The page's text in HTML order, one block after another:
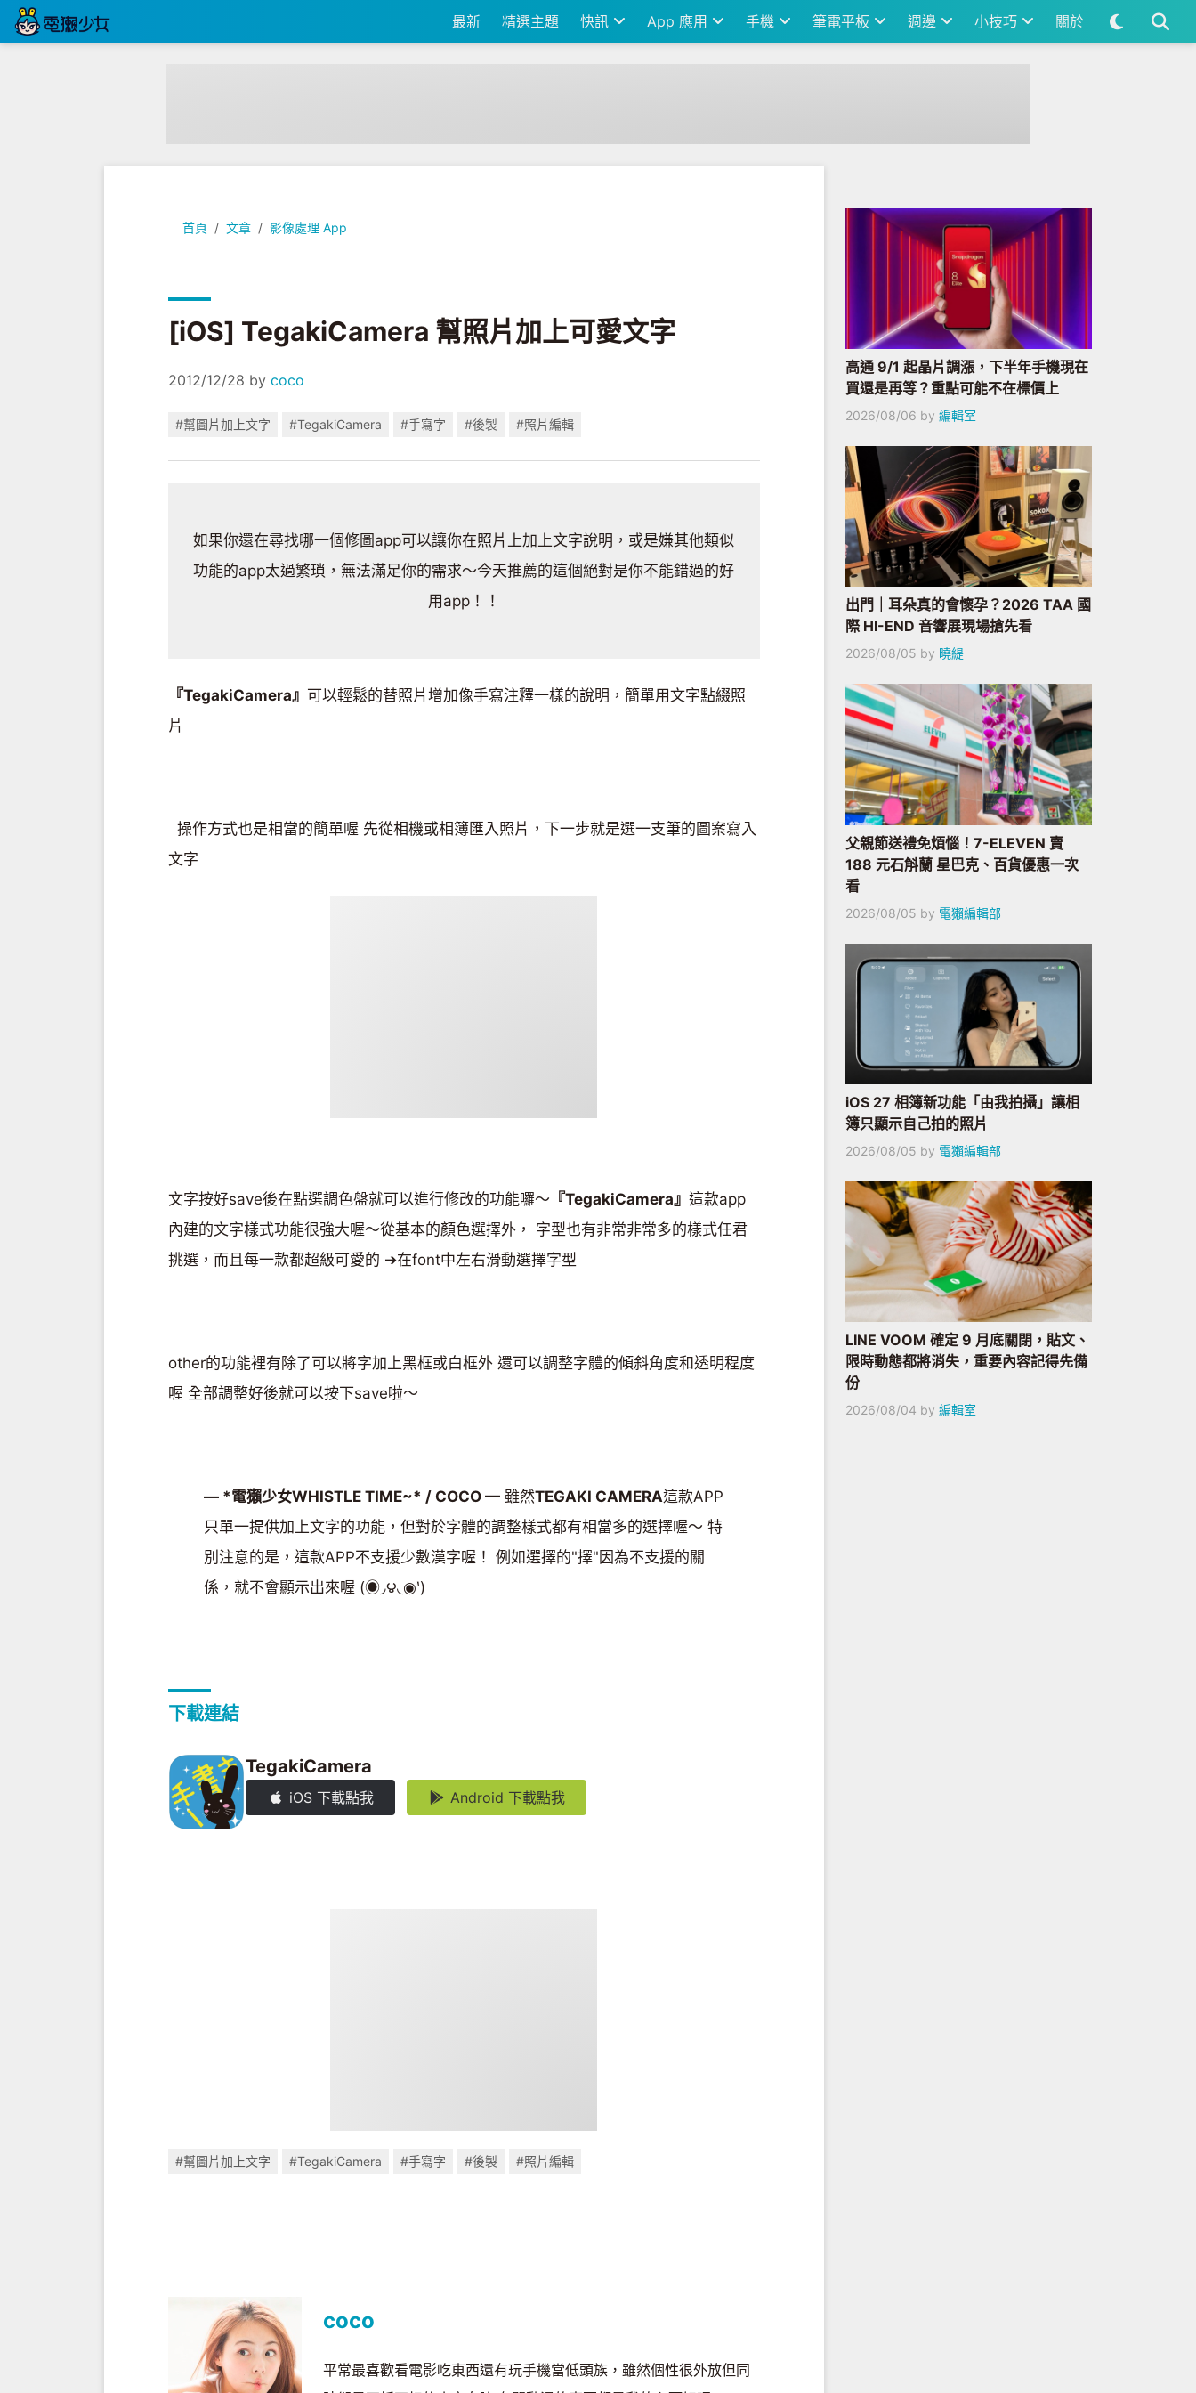
最新 精選主題 快訊 App 應用 手機 筆電平板 週邊 小技巧 關於
首頁 文章 影像處理 App
[iOS] TegakiCamera 幫照片加上可愛文字
[iOS] TegakiCamera 幫照片加上可愛文字
2012/12/28 by coco
#幫圖片加上文字 #TegakiCamera #手寫字 #後製 #照片編輯
如果你還在尋找哪一個修圖app可以讓你在照片上加上文字說明，或是嫌其他類似
功能的app太過繁瑣，無法滿足你的需求～今天推薦的這個絕對是你不能錯過的好
用app！！
『TegakiCamera』 可以輕鬆的替照片增加像手寫注釋一樣的說明，簡單用文字點綴照
片
操作方式也是相當的簡單喔 先從相機或相簿匯入照片，下一步就是選一支筆的圖案寫入
文字
文字按好save後在點選調色盤就可以進行修改的功能囉～ 『TegakiCamera』 這款app
內建的文字樣式功能很強大喔～從基本的顏色選擇外， 字型也有非常非常多的樣式任君
挑選，而且每一款都超級可愛的 ➔在font中左右滑動選擇字型
other的功能裡有除了可以將字加上黑框或白框外 還可以調整字體的傾斜角度和透明程度
喔 全部調整好後就可以按下save啦～
— *電獺少女WHISTLE TIME~* / COCO — 雖然TEGAKI CAMERA這款APP
只單一提供加上文字的功能，但對於字體的調整樣式都有相當多的選擇喔～ 特
別注意的是，這款APP不支援少數漢字喔！ 例如選擇的"擇"因為不支援的關
係，就不會顯示出來喔 (◉◞౪◟◉‵)
下載連結
TegakiCamera
iOS 下載點我 Android 下載點我
#幫圖片加上文字 #TegakiCamera #手寫字 #後製 #照片編輯
coco
平常最喜歡看電影吃東西還有玩手機當低頭族，雖然個性很外放但同
高通 9/1 起晶片調漲，下半年手機現在
買還是再等？重點可能不在標價上
2026/08/06 by 編輯室
出門｜耳朵真的會懷孕？2026 TAA 國
際 HI-END 音響展現場搶先看
2026/08/05 by 曉緹
父親節送禮免煩惱！7-ELEVEN 賣
188 元石斛蘭 星巴克、百貨優惠一次
看
2026/08/05 by 電獺編輯部
iOS 27 相簿新功能「由我拍攝」讓相
簿只顯示自己拍的照片
2026/08/05 by 電獺編輯部
LINE VOOM 確定 9 月底關閉，貼文、
限時動態都將消失，重要內容記得先備
份
2026/08/04 by 編輯室